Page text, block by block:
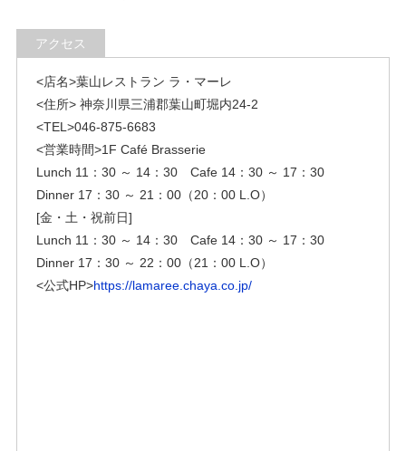
アクセス
<店名>葉山レストラン ラ・マーレ
<住所> 神奈川県三浦郡葉山町堀内24-2
<TEL>046-875-6683
<営業時間>1F Café Brasserie
Lunch 11：30 ～ 14：30 Cafe 14：30 ～ 17：30
Dinner 17：30 ～ 21：00（20：00 L.O）
[金・土・祝前日]
Lunch 11：30 ～ 14：30 Cafe 14：30 ～ 17：30
Dinner 17：30 ～ 22：00（21：00 L.O）
<公式HP>https://lamaree.chaya.co.jp/